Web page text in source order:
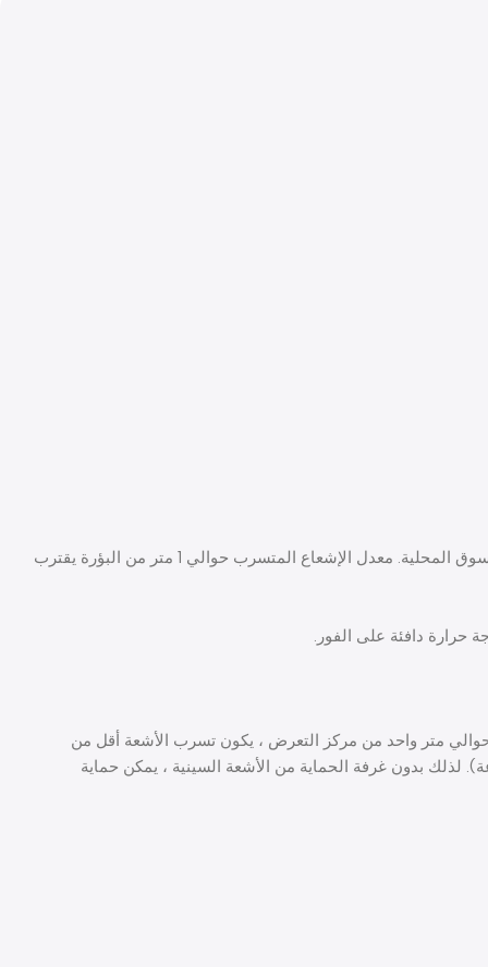
أصغر تركيز (0.8 مم) في رأس الأنبوب يجعل الصور أكثر وضوحًا ويقلل جرعة الأشعة السينية بمقدار 16-20 مرة مقارنة بأي منتجات أخرى في السوق المحلية. معدل الإشعاع المتسرب حوالي 1 متر من البؤرة يقترب
حوالي متر واحد من مركز التعرض ، يكون تسرب الأشعة أقل من
عن قيمة سلامة الجسم المحددة البالغة 0.5 ميللي جرام / ساعة أقل (0-0.007 ميللي جرام / ساعة). لذلك بدون غرفة الحماية من الأشعة السينية ، يمكن حماية